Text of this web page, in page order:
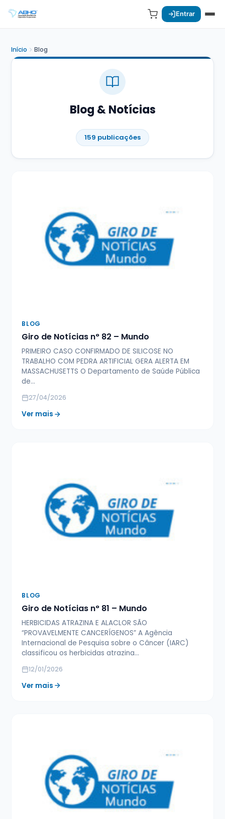
Entrar
Início Blog
Blog & Notícias
159 publicações
BLOG
Giro de Notícias n° 82 – Mundo
PRIMEIRO CASO CONFIRMADO DE SILICOSE NO
TRABALHO COM PEDRA ARTIFICIAL GERA ALERTA EM
MASSACHUSETTS O Departamento de Saúde Pública
de…
27/04/2026
Ver mais
BLOG
Giro de Notícias n° 81 – Mundo
HERBICIDAS ATRAZINA E ALACLOR SÃO
“PROVAVELMENTE CANCERÍGENOS” A Agência
Internacional de Pesquisa sobre o Câncer (IARC)
classificou os herbicidas atrazina…
12/01/2026
Ver mais